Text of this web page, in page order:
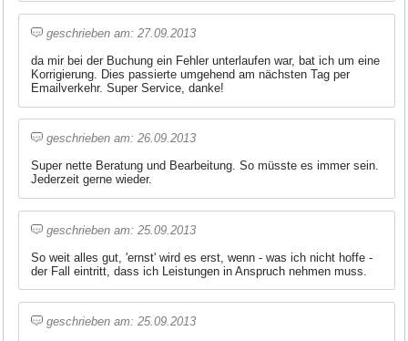
geschrieben am: 27.09.2013
da mir bei der Buchung ein Fehler unterlaufen war, bat ich um eine
Korrigierung. Dies passierte umgehend am nächsten Tag per
Emailverkehr. Super Service, danke!
geschrieben am: 26.09.2013
Super nette Beratung und Bearbeitung. So müsste es immer sein.
Jederzeit gerne wieder.
geschrieben am: 25.09.2013
So weit alles gut, 'ernst' wird es erst, wenn - was ich nicht hoffe -
der Fall eintritt, dass ich Leistungen in Anspruch nehmen muss.
geschrieben am: 25.09.2013